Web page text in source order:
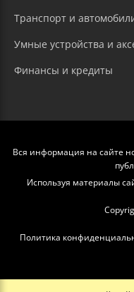
Транспорт и
Умные устройства и
Финансы и кредиты
Вся информация на сайте
Используя материалы
Политика